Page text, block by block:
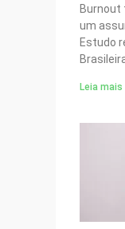
Burnout
um
Estudo
Leia mais